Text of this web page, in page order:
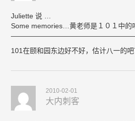
Juliette 说 …
Some memories…黄老师是１０１中的
101在颐和园东边好不好，估计八一的吧
2010-02-01
大内刺客